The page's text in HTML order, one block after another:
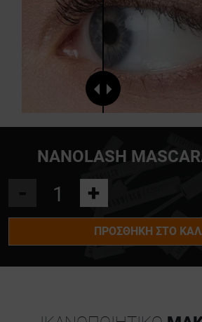
NANOLASH
+
ΠΡΟΣΘΉΚΗ ΣΤΟ